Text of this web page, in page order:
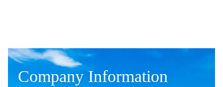
Company Information